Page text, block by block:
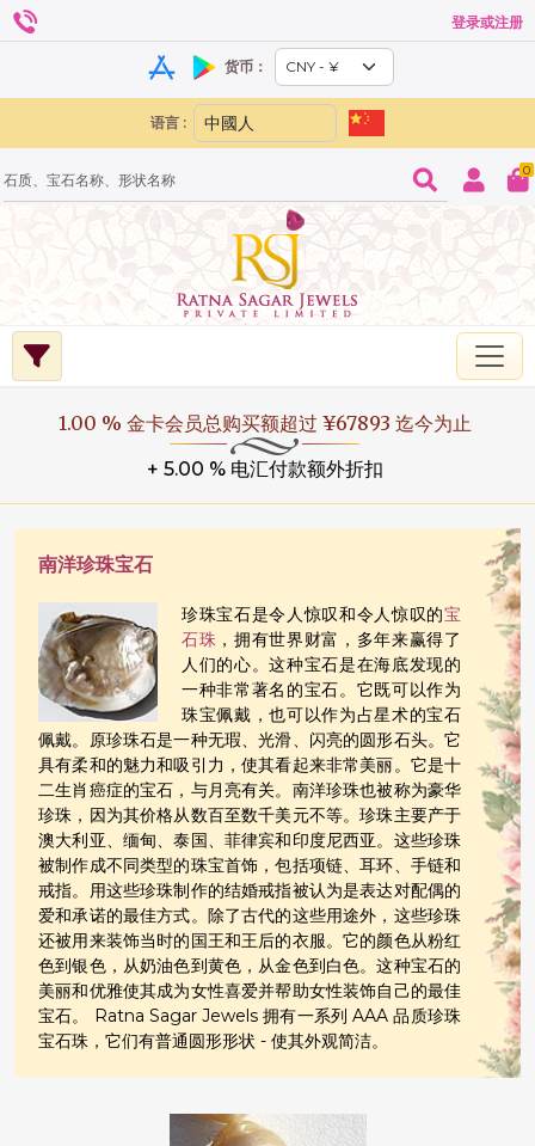
登录或注册
货币：
语言 :
0
1.00 % 金卡会员总购买额超过 ¥67893 迄今为止
+ 5.00 % 电汇付款额外折扣
南洋珍珠宝石
珍珠宝石是令人惊叹和令人惊叹的宝
石珠 ，拥有世界财富，多年来赢得了
人们的心。这种宝石是在海底发现的
一种非常著名的宝石。它既可以作为
珠宝佩戴，也可以作为占星术的宝石
佩戴。原珍珠石是一种无瑕、光滑、闪亮的圆形石头。它
具有柔和的魅力和吸引力，使其看起来非常美丽。它是十
二生肖癌症的宝石，与月亮有关。南洋珍珠也被称为豪华
珍珠，因为其价格从数百至数千美元不等。珍珠主要产于
澳大利亚、缅甸、泰国、菲律宾和印度尼西亚。这些珍珠
被制作成不同类型的珠宝首饰，包括项链、耳环、手链和
戒指。用这些珍珠制作的结婚戒指被认为是表达对配偶的
爱和承诺的最佳方式。除了古代的这些用途外，这些珍珠
还被用来装饰当时的国王和王后的衣服。它的颜色从粉红
色到银色，从奶油色到黄色，从金色到白色。这种宝石的
美丽和优雅使其成为女性喜爱并帮助女性装饰自己的最佳
宝石。 Ratna Sagar Jewels 拥有一系列 AAA 品质珍珠
宝石珠，它们有普通圆形形状 - 使其外观简洁。